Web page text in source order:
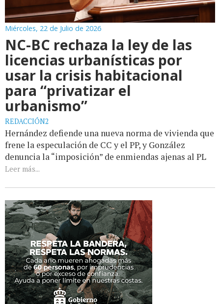
Miércoles, 22 de Julio de 2026
NC-BC rechaza la ley de las
licencias urbanísticas por
usar la crisis habitacional
para “privatizar el
urbanismo”
REDACCIÓN2
Hernández defiende una nueva norma de vivienda que
frene la especulación de CC y el PP, y González
denuncia la “imposición” de enmiendas ajenas al PL
Leer más...